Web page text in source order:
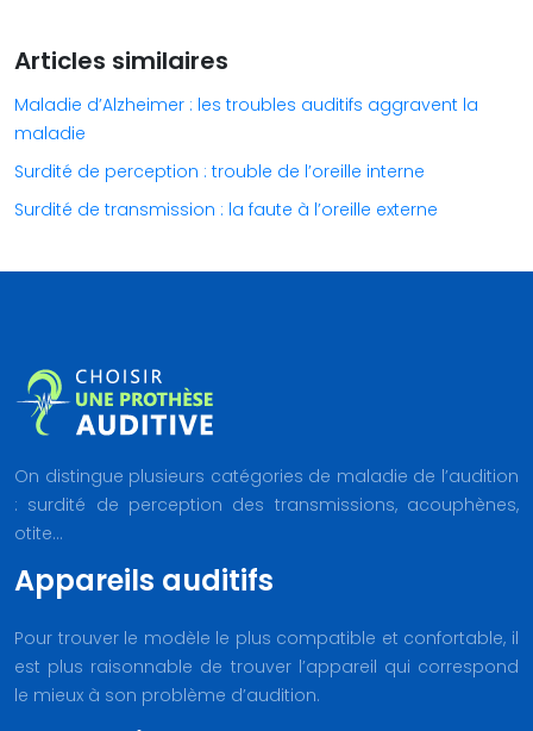
Articles similaires
Maladie d’Alzheimer : les troubles auditifs aggravent la
maladie
Surdité de perception : trouble de l’oreille interne
Surdité de transmission : la faute à l’oreille externe
On distingue plusieurs catégories de maladie de l’audition
: surdité de perception des transmissions, acouphènes,
otite…
Appareils auditifs
Pour trouver le modèle le plus compatible et confortable, il
est plus raisonnable de trouver l’appareil qui correspond
le mieux à son problème d’audition.